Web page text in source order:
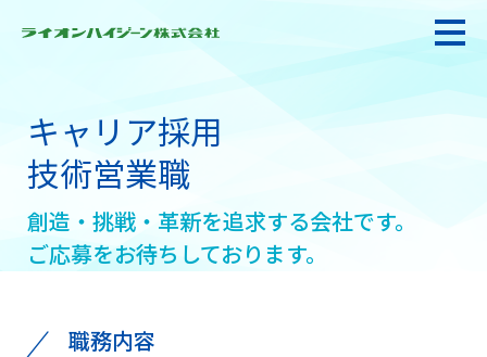
私たちの強み・使命
お悩み解決
キャリア採用
技術営業職
創造・挑戦・革新を追求する会社です。
ご応募をお待ちしております。
職務内容